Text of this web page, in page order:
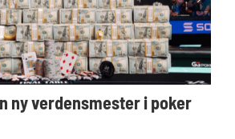
ny verdensmester i poker